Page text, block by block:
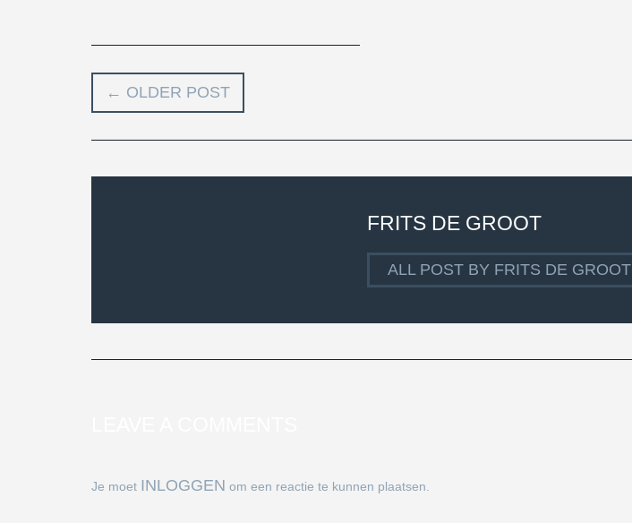
← OLDER POST
FRITS DE GROOT
ALL POST BY FRITS DE GROOT
Je moet INLOGGEN om een reactie te kunnen plaatsen.